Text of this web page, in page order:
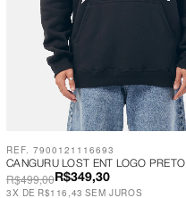
CANGURU LOST ENT LOGO PRETO
R$349,30
R$499,00
3X DE R$116,43 SEM JUROS
REF. 7900121116693